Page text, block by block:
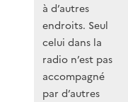
à d’autres
endroits. Seul
celui dans la
radio n’est pas
accompagné
par d’autres